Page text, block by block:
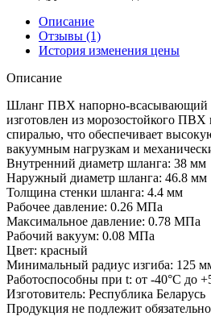
Описание
Отзывы (1)
История изменения цены
Описание
Шланг ПВХ напорно-всасывающий
изготовлен из морозостойкого ПВХ
спиралью, что обеспечивает
вакуумным нагрузкам и
Внутренний диаметр шланга: 38 мм
Наружный диаметр шланга: 46.8 мм
Толщина стенки шланга: 4.4 мм
Рабочее давление: 0.26 МПа
Максимальное давление: 0.78 МПа
Рабочий вакуум: 0.08 МПа
Цвет: красный
Минимальный радиус изгиба: 125
Работоспособны при t: от -40°С до
Изготовитель: Республика Беларусь
Продукция не подлежит